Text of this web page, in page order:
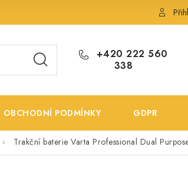
POŠTOVNÉ
+420 222 560
338
OBCHODNÍ PODMÍNKY GDPR
Trakční baterie Varta Professional Dual